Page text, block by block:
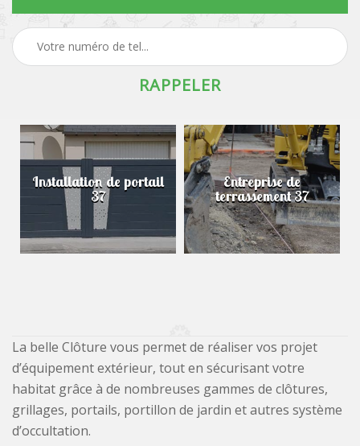
Installation de portail
37
Entreprise de
terrassement 37
La belle Clôture vous permet de réaliser vos projet
d’équipement extérieur, tout en sécurisant votre
habitat grâce à de nombreuses gammes de clôtures,
grillages, portails, portillon de jardin et autres système
d’occultation.